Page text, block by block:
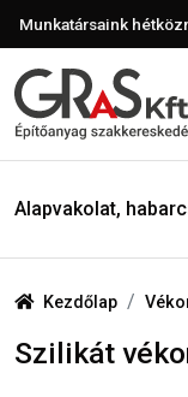
Munkatársaink
Alapvakolat,
Kezdőlap
Szilikát